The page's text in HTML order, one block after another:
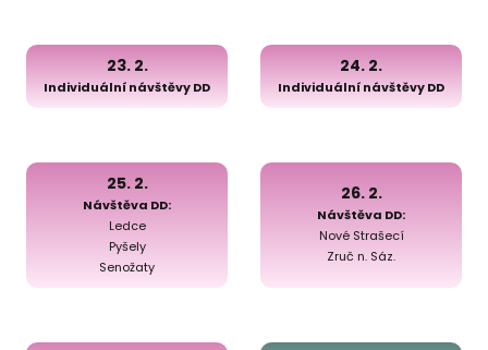
23. 2.
Individuální návštěvy DD
24. 2.
Individuální návštěvy DD
25. 2.
Návštěva DD:
Ledce
Pyšely
Senožaty
26. 2.
Návštěva DD:
Nové Strašecí
Zruč n. Sáz.